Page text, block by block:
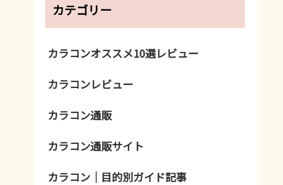
カテゴリー
カラコンオススメ10選レビュー
カラコンレビュー
カラコン通販
カラコン通販サイト
カラコン｜目的別ガイド記事